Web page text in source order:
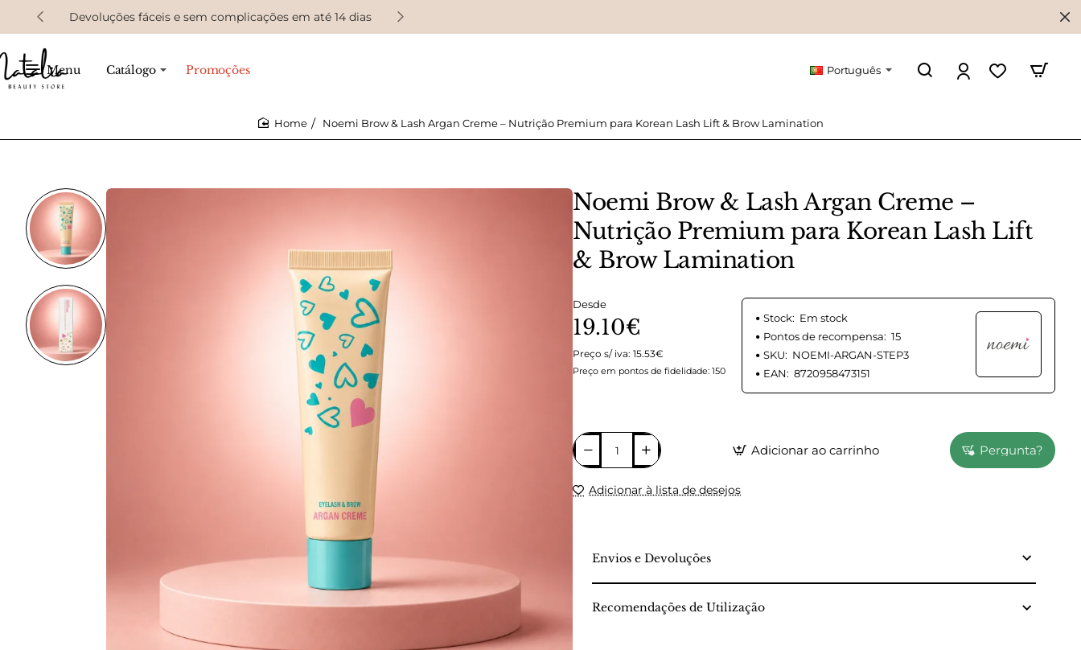
Devoluções fáceis e sem complicações em até 14 dias
Menu Catálogo Promoções Português
Noemi Brow & Lash Argan Creme – Nutrição Premium para Korean Lash Lift & Brow Lamination
Noemi Brow & Lash Argan Creme –
Nutrição Premium para Korean Lash Lift
& Brow Lamination
Desde
19.10€
Preço s/ iva: 15.53€
Preço em pontos de fidelidade: 150
Stock: Em stock
Pontos de recompensa: 15
SKU: NOEMI-ARGAN-STEP3
EAN: 8720958473151
Adicionar ao carrinho Pergunta?
Adicionar à lista de desejos
Envios e Devoluções
Recomendações de Utilização